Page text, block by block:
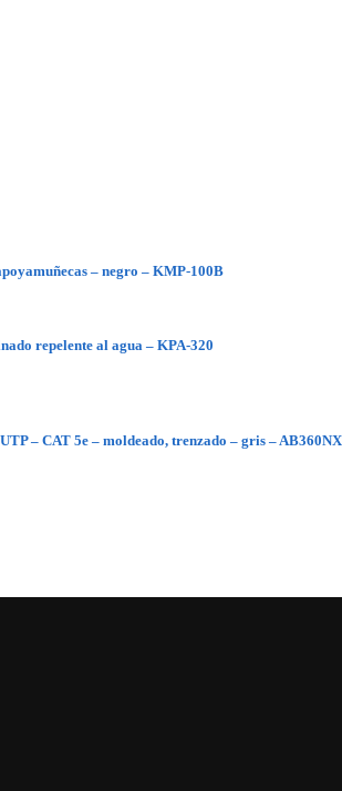
– negro – KMP-100B
repelente al agua – KPA-320
– CAT 5e – moldeado, trenzado – gris –